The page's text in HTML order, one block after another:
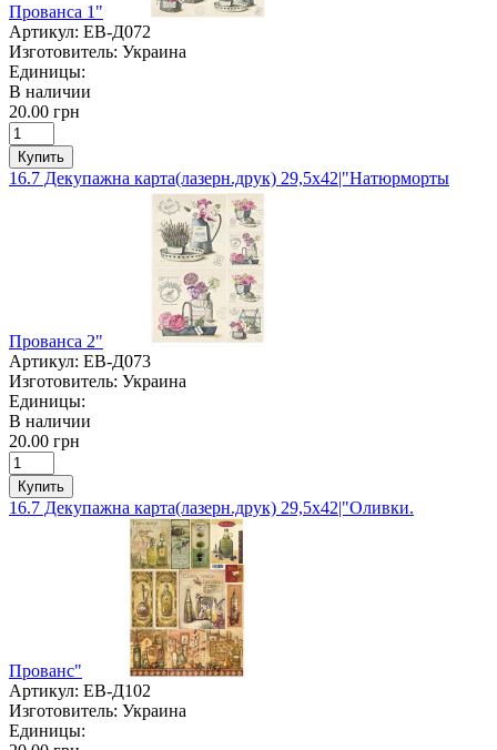
Прованса 1"
Артикул: ЕВ-Д072
Изготовитель: Украина
Единицы:
В наличии
20.00 грн
Купить
16.7 Декупажна карта(лазерн.друк) 29,5х42|"Натюрморты
Прованса 2"
Артикул: ЕВ-Д073
Изготовитель: Украина
Единицы:
В наличии
20.00 грн
Купить
16.7 Декупажна карта(лазерн.друк) 29,5х42|"Оливки.
Прованс"
Артикул: ЕВ-Д102
Изготовитель: Украина
Единицы: